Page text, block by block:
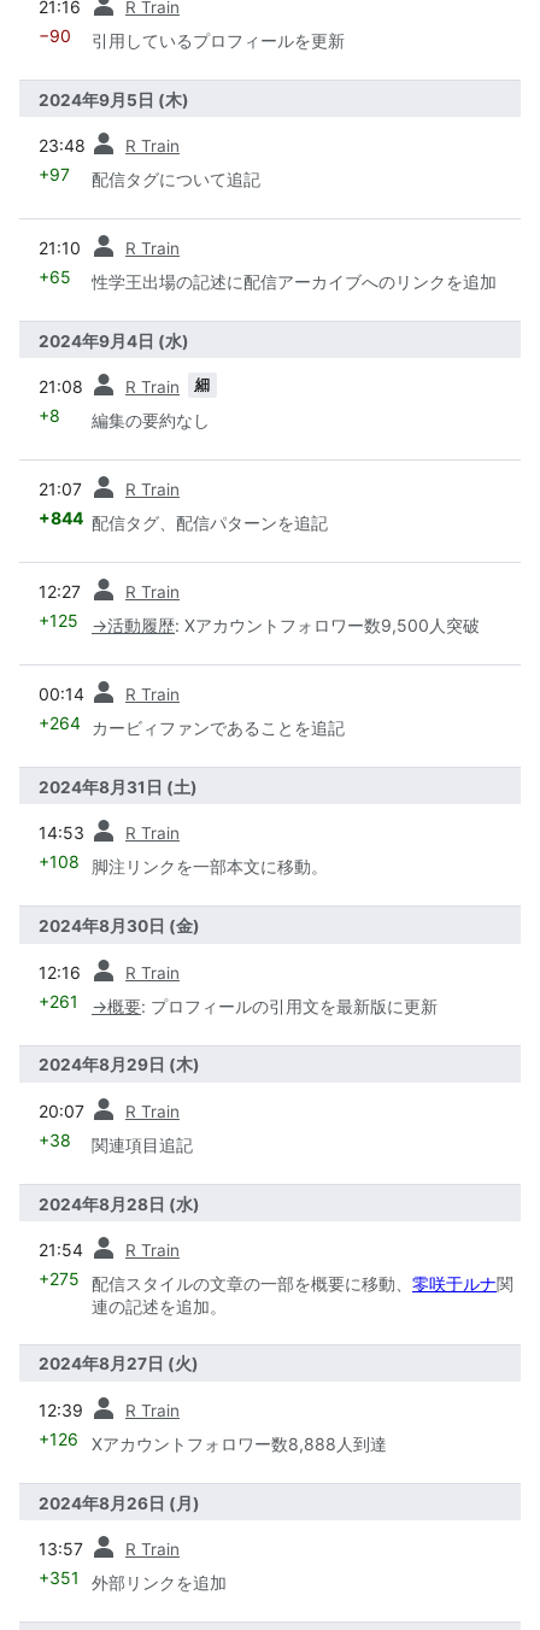
21:16 R Train
−90 引用しているプロフィールを更新
2024年9月5日 (木)
23:48 R Train
+97 配信タグについて追記
21:10 R Train
+65 性学王出場の記述に配信アーカイブへのリンクを追加
2024年9月4日 (水)
21:08 R Train 細
+8 編集の要約なし
21:07 R Train
+844 配信タグ、配信パターンを追記
12:27 R Train
+125 →活動履歴: Xアカウントフォロワー数9,500人突破
00:14 R Train
+264 カービィファンであることを追記
2024年8月31日 (土)
14:53 R Train
+108 脚注リンクを一部本文に移動。
2024年8月30日 (金)
12:16 R Train
+261 →概要: プロフィールの引用文を最新版に更新
2024年8月29日 (木)
20:07 R Train
+38 関連項目追記
2024年8月28日 (水)
21:54 R Train
+275 配信スタイルの文章の一部を概要に移動、 零咲于ルナ関
連の記述を追加。
2024年8月27日 (火)
12:39 R Train
+126 Xアカウントフォロワー数8,888人到達
2024年8月26日 (月)
13:57 R Train
+351 外部リンクを追加